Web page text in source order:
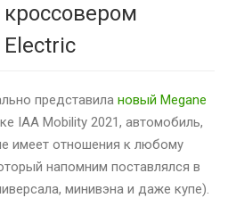
Electric
представила новый Megane
IAA Mobility 2021, автомобиль,
имеет отношения к любому
напомним поставлялся в
минивэна и даже купе).